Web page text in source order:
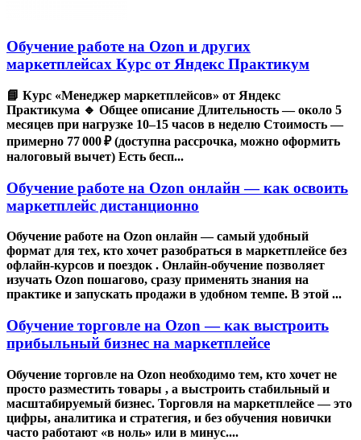
Обучение работе на Ozon и других
маркетплейсах Курс от Яндекс Практикум
📘 Курс «Менеджер маркетплейсов» от Яндекс
Практикума 🔹 Общее описание Длительность — около 5
месяцев при нагрузке 10–15 часов в неделю Стоимость —
примерно 77 000 ₽ (доступна рассрочка, можно оформить
налоговый вычет) Есть бесп...
Обучение работе на Ozon онлайн — как освоить
маркетплейс дистанционно
Обучение работе на Ozon онлайн — самый удобный
формат для тех, кто хочет разобраться в маркетплейсе без
офлайн-курсов и поездок . Онлайн-обучение позволяет
изучать Ozon пошагово, сразу применять знания на
практике и запускать продажи в удобном темпе. В этой ...
Обучение торговле на Ozon — как выстроить
прибыльный бизнес на маркетплейсе
Обучение торговле на Ozon необходимо тем, кто хочет не
просто разместить товары , а выстроить стабильный и
масштабируемый бизнес. Торговля на маркетплейсе — это
цифры, аналитика и стратегия, и без обучения новички
часто работают «в ноль» или в минус....